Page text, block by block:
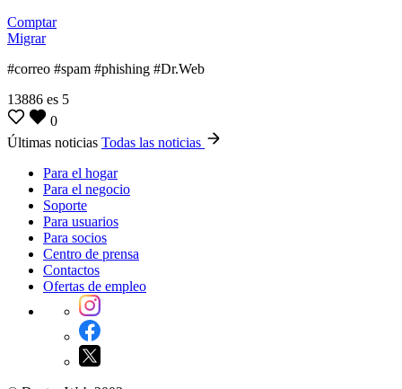
Comptar
Migrar
#correo #spam #phishing #Dr.Web
13886 es 5
0
Últimas noticias Todas las noticias
Para el hogar
Para el negocio
Soporte
Para usuarios
Para socios
Centro de prensa
Contactos
Ofertas de empleo